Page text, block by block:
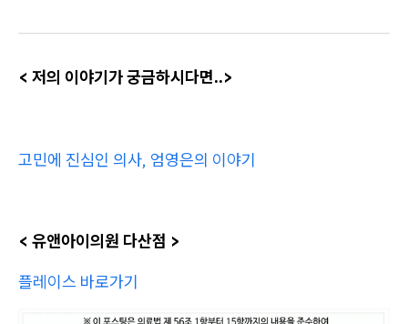
​< 저의 이야기가 궁금하시다면..>
고민에 진심인 의사, 엄영은의 이야기
​< 유앤아이의원 다산점 >
플레이스 바로가기